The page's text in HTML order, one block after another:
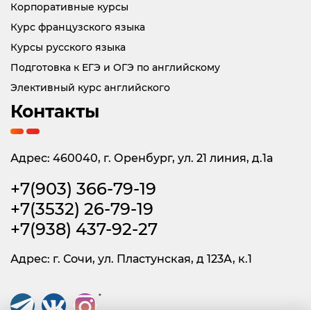
Корпоративные курсы
Курс французского языка
Курсы русского языка
Подготовка к ЕГЭ и ОГЭ по английскому
Элективный курс английского
Контакты
Адрес: 460040, г. Оренбург, ул. 21 линия, д.1а
+7(903) 366-79-19
+7(3532) 26-79-19
+7(938) 437-92-27
Адрес: г. Сочи, ул. Пластунская, д 123А, к.1
*